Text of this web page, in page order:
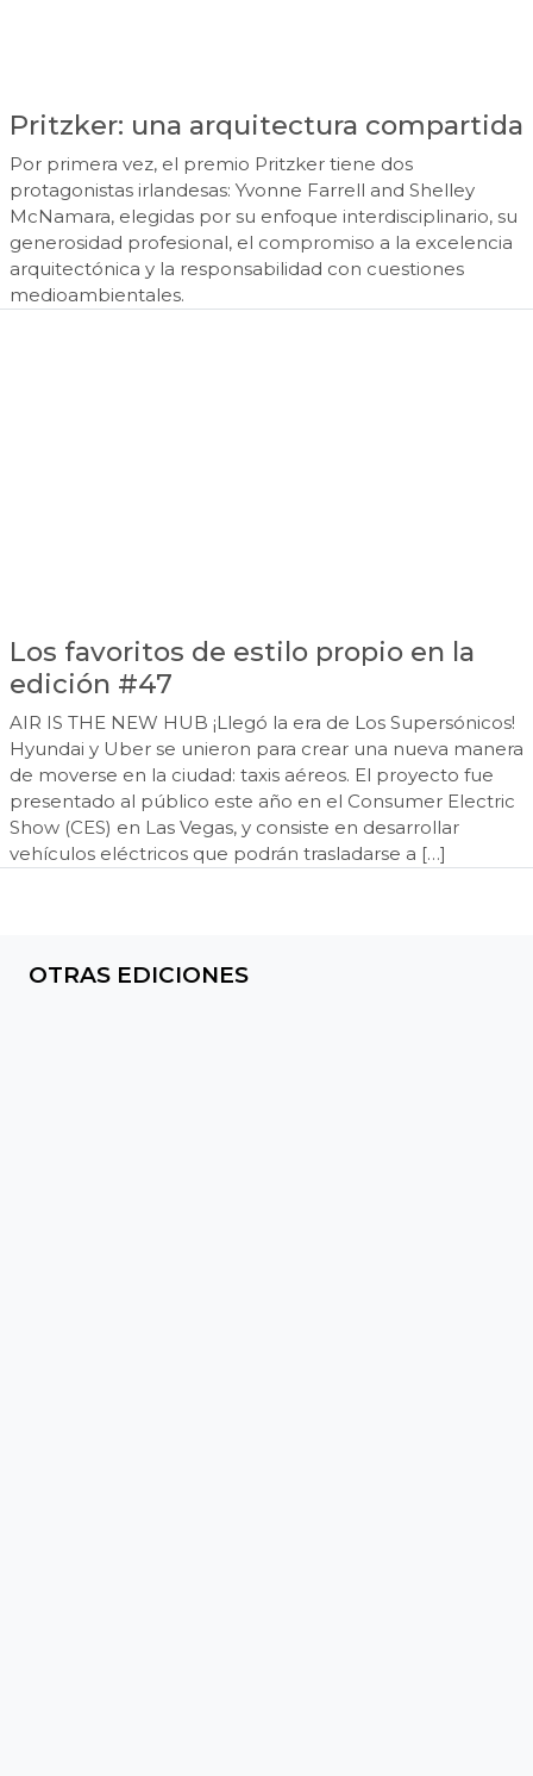
Pritzker: una arquitectura compartida
Por primera vez, el premio Pritzker tiene dos
protagonistas irlandesas: Yvonne Farrell and Shelley
McNamara, elegidas por su enfoque interdisciplinario, su
generosidad profesional, el compromiso a la excelencia
arquitectónica y la responsabilidad con cuestiones
medioambientales.
Los favoritos de estilo propio en la
edición #47
AIR IS THE NEW HUB ¡Llegó la era de Los Supersónicos!
Hyundai y Uber se unieron para crear una nueva manera
de moverse en la ciudad: taxis aéreos. El proyecto fue
presentado al público este año en el Consumer Electric
Show (CES) en Las Vegas, y consiste en desarrollar
vehículos eléctricos que podrán trasladarse a […]
OTRAS EDICIONES